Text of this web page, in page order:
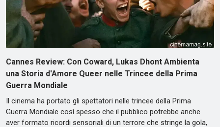
Cannes Review: Con Coward, Lukas Dhont Ambienta
una Storia d'Amore Queer nelle Trincee della Prima
Guerra Mondiale
Il cinema ha portato gli spettatori nelle trincee della Prima
Guerra Mondiale così spesso che il pubblico potrebbe anche
aver formato ricordi sensoriali di un terrore che stringe la gola,